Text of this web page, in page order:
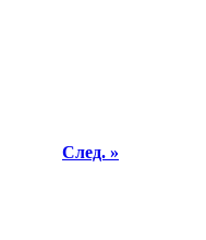
След. »